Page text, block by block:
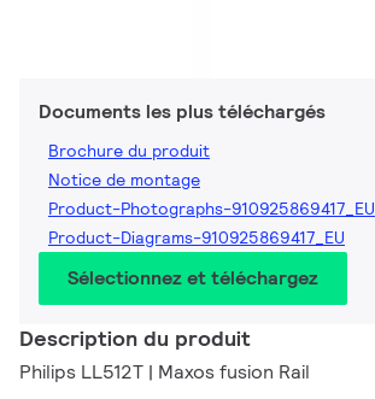
Documents les plus téléchargés
Brochure du produit
Notice de montage
Product-Photographs-910925869417_EU
Product-Diagrams-910925869417_EU
Sélectionnez et téléchargez
Description du produit
Philips LL512T | Maxos fusion Rail